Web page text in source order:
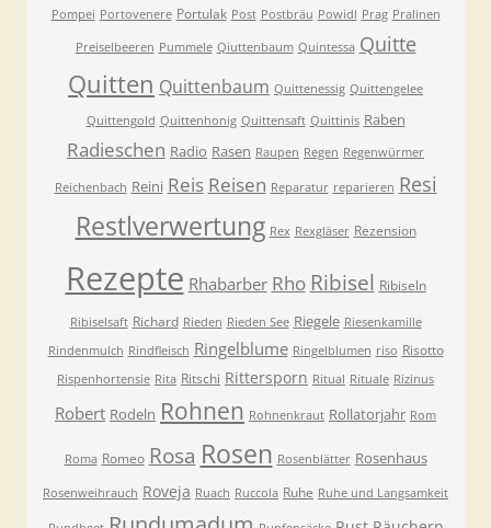
Pompei Portovenere Portulak Post Postbräu Powidl Prag Pralinen
Preiselbeeren Pummele Qiuttenbaum Quintessa Quitte
Quitten Quittenbaum Quittenessig Quittengelee
Quittengold Quittenhonig Quittensaft Quittinis Raben
Radieschen Radio Rasen Raupen Regen Regenwürmer
Reichenbach Reini Reis Reisen Reparatur reparieren Resi
Restlverwertung Rex Rexgläser Rezension
Rezepte Rhabarber Rho Ribisel Ribiseln
Ribiselsaft Richard Rieden Rieden See Riegele Riesenkamille
Rindenmulch Rindfleisch Ringelblume Ringelblumen riso Risotto
Rispenhortensie Rita Ritschi Rittersporn Ritual Rituale Rizinus
Robert Rodeln Rohnen Rohnenkraut Rollatorjahr Rom
Roma Romeo Rosa Rosen Rosenblätter Rosenhaus
Rosenweihrauch Roveja Ruach Ruccola Ruhe Ruhe und Langsamkeit